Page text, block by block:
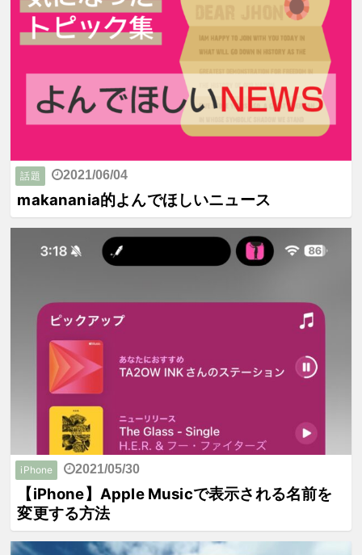
話題 2021/06/04
makanania的よんでほしいニュース
iPhone 2021/05/30
【iPhone】Apple Musicで表示される名前を
変更する方法